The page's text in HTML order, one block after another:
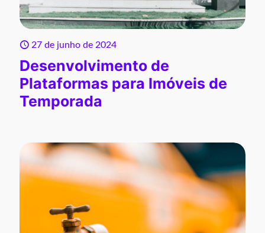
27 de junho de 2024
Desenvolvimento de
Plataformas para Imóveis de
Temporada